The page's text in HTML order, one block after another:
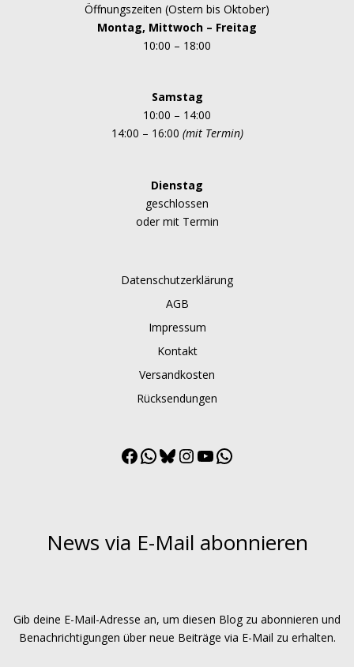
Öffnungszeiten (Ostern bis Oktober)
Montag, Mittwoch – Freitag
10:00 – 18:00
Samstag
10:00 – 14:00
14:00 – 16:00 (mit Termin)
Dienstag
geschlossen
oder mit Termin
Datenschutzerklärung
AGB
Impressum
Kontakt
Versandkosten
Rücksendungen
Facebook
WhatsApp
BlueskyInstagram
YouTube
News via E-Mail abonnieren
Gib deine E-Mail-Adresse an, um diesen Blog zu abonnieren und
Benachrichtigungen über neue Beiträge via E-Mail zu erhalten.